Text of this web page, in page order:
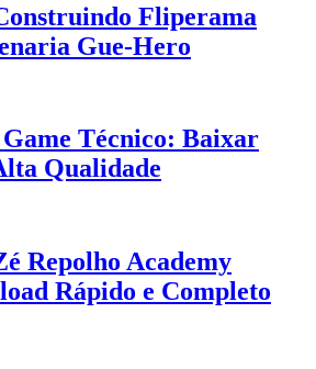
Fliperama
Gue-Hero
Técnico: Baixar
Qualidade
Repolho Academy
Rápido e Completo